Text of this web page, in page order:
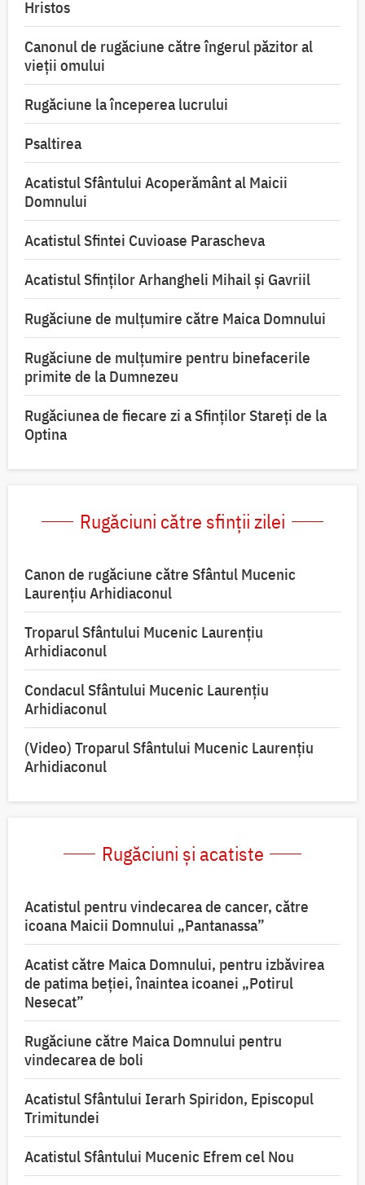
Hristos
Canonul de rugăciune către îngerul păzitor al
vieții omului
Rugăciune la începerea lucrului
Psaltirea
Acatistul Sfântului Acoperământ al Maicii
Domnului
Acatistul Sfintei Cuvioase Parascheva
Acatistul Sfinților Arhangheli Mihail și Gavriil
Rugăciune de mulţumire către Maica Domnului
Rugăciune de mulțumire pentru binefacerile
primite de la Dumnezeu
Rugăciunea de fiecare zi a Sfinților Stareți de la
Optina
Rugăciuni către sfinții zilei
Canon de rugăciune către Sfântul Mucenic
Laurențiu Arhidiaconul
Troparul Sfântului Mucenic Laurențiu
Arhidiaconul
Condacul Sfântului Mucenic Laurențiu
Arhidiaconul
(Video) Troparul Sfântului Mucenic Laurențiu
Arhidiaconul
Rugăciuni și acatiste
Acatistul pentru vindecarea de cancer, către
icoana Maicii Domnului „Pantanassa”
Acatist către Maica Domnului, pentru izbăvirea
de patima beției, înaintea icoanei „Potirul
Nesecat”
Rugăciune către Maica Domnului pentru
vindecarea de boli
Acatistul Sfântului Ierarh Spiridon, Episcopul
Trimitundei
Acatistul Sfântului Mucenic Efrem cel Nou